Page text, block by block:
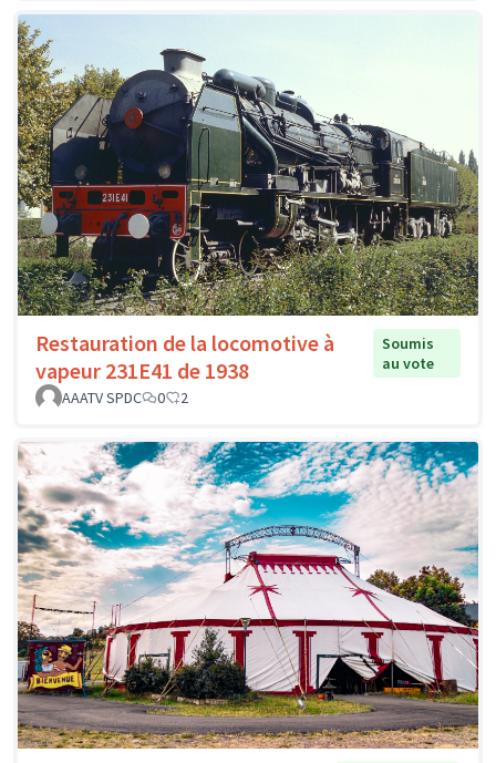
Restauration de la locomotive à
vapeur 231E41 de 1938
Soumis
au vote
AAATV SPDC
0 2